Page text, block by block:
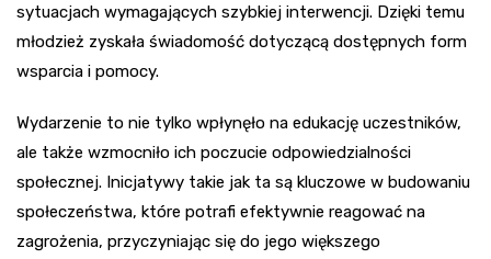
sytuacjach wymagających szybkiej interwencji. Dzięki temu
młodzież zyskała świadomość dotyczącą dostępnych form
wsparcia i pomocy.
Wydarzenie to nie tylko wpłynęło na edukację uczestników,
ale także wzmocniło ich poczucie odpowiedzialności
społecznej. Inicjatywy takie jak ta są kluczowe w budowaniu
społeczeństwa, które potrafi efektywnie reagować na
zagrożenia, przyczyniając się do jego większego